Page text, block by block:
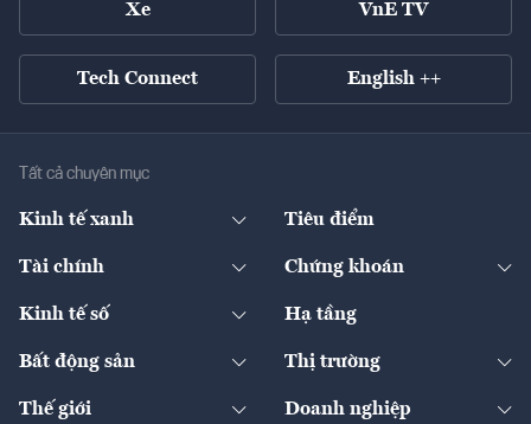
Xe VnE TV
Tech Connect English ++
Tất cả chuyên mục
Kinh tế xanh
Diễn đàn
Tiêu điểm
Tài chính
Ngân hàng
Chứng khoán
Doanh nghiệp niêm yết
Kinh tế số
Sản phẩm - Thị trường
Hạ tầng
Bất động sản
Chính sách
Thị trường
Thế giới Doanh nghiệp